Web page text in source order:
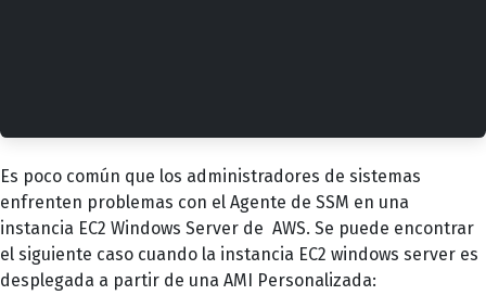
Es poco común que los administradores de sistemas
enfrenten problemas con el Agente de SSM en una
instancia EC2 Windows Server de AWS. Se puede encontrar
el siguiente caso cuando la instancia EC2 windows server es
desplegada a partir de una AMI Personalizada: